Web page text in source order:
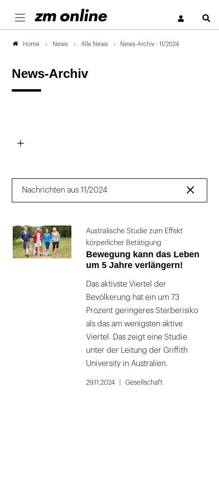
Home News Alle News News-Archiv - 11/2024
News-Archiv
Nachrichten aus 11/2024
Australische Studie zum Effekt
körperlicher Betätigung
Bewegung kann das Leben
um 5 Jahre verlängern!
Das aktivste Viertel der
Bevölkerung hat ein um 73
Prozent geringeres Sterberisiko
als das am wenigsten aktive
Viertel. Das zeigt eine Studie
unter der Leitung der Griffith
University in Australien.
29.11.2024 Gesellschaft